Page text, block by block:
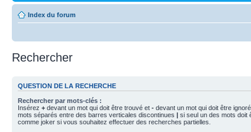
Index du forum
Rechercher
QUESTION DE LA RECHERCHE
Rechercher par mots-clés :
Insérez + devant un mot qui doit être trouvé et - devant un mot qui doit être
mots séparés entre des barres verticales discontinues | si seul un des mots doit
comme joker si vous souhaitez effectuer des recherches partielles.